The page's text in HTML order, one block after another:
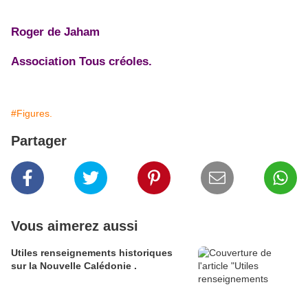
Roger de Jaham
Association Tous créoles.
#Figures.
Partager
Vous aimerez aussi
Utiles renseignements historiques
sur la Nouvelle Calédonie .